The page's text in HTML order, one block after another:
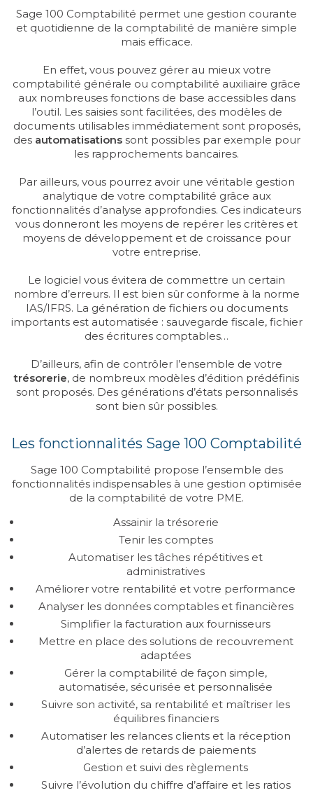
Sage 100 Comptabilité permet une gestion courante
et quotidienne de la comptabilité de manière simple
mais efficace.
En effet, vous pouvez gérer au mieux votre
comptabilité générale ou comptabilité auxiliaire grâce
aux nombreuses fonctions de base accessibles dans
l’outil. Les saisies sont facilitées, des modèles de
documents utilisables immédiatement sont proposés,
des automatisationssont possibles par exemple pour
les rapprochements bancaires.
Par ailleurs, vous pourrez avoir une véritable gestion
analytique de votre comptabilité grâce aux
fonctionnalités d’analyse approfondies. Ces indicateurs
vous donneront les moyens de repérer les critères et
moyens de développement et de croissance pour
votre entreprise.
Le logiciel vous évitera de commettre un certain
nombre d’erreurs. Il est bien sûr conforme à la norme
IAS/IFRS. La génération de fichiers ou documents
importants est automatisée : sauvegarde fiscale, fichier
des écritures comptables…
D’ailleurs, afin de contrôler l’ensemble de votre
trésorerie, de nombreux modèles d’édition prédéfinis
sont proposés. Des générations d’états personnalisés
sont bien sûr possibles.
Les fonctionnalités Sage 100 Comptabilité
Sage 100 Comptabilité propose l’ensemble des
fonctionnalités indispensables à une gestion optimisée
de la comptabilité de votre PME.
Assainir la trésorerie
Tenir les comptes
Automatiser les tâches répétitives et
administratives
Améliorer votre rentabilité et votre performance
Analyser les données comptables et financières
Simplifier la facturation aux fournisseurs
Mettre en place des solutions de recouvrement
adaptées
Gérer la comptabilité de façon simple,
automatisée, sécurisée et personnalisée
Suivre son activité, sa rentabilité et maîtriser les
équilibres financiers
Automatiser les relances clients et la réception
d’alertes de retards de paiements
Gestion et suivi des règlements
Suivre l’évolution du chiffre d’affaire et les ratios